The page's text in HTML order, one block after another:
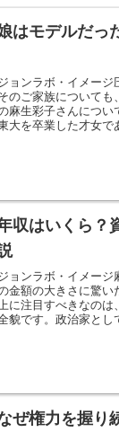
はモデルだっ
ョンラボ・イメー
のご家族について
麻生彩子さんにつ
大を卒業した才女で
収はいくら？
ョンラボ・イメー
金額の大きさに驚い
に注目すべきなの
貌です。政治家とし
ぜ権力を握り